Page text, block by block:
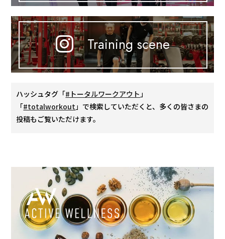
Training scene
ハッシュタグ「#トータルワークアウト」
「#totalworkout」で検索していただくと、多くの皆さまの
投稿もご覧いただけます。